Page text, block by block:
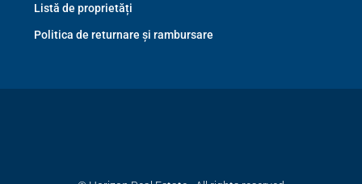
Listă de proprietăți
Politica de returnare și rambursare